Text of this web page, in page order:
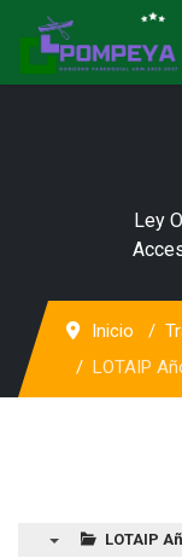
Ley
Inicio
LOTAIP
LOTAIP